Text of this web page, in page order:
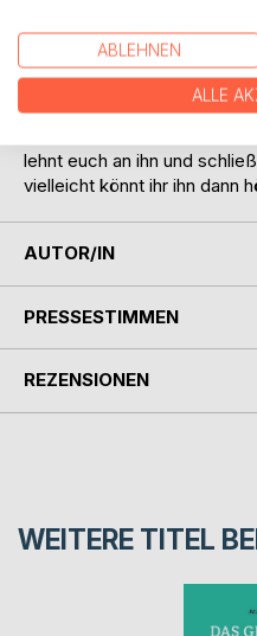
wenn ihre Früchte
Sie alle sprechen
denn wir gehören
Deshalb: Lernt auch mit
lehnt euch an ihn und
vielleicht könnt ihr ihn dann
AUTOR/IN
PRESSESTIMMEN
REZENSIONEN
WEITERE TITEL
ABLEHNEN
ALLE